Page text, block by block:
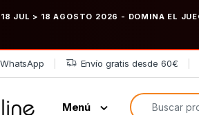
JUL > 18 AGOSTO 2026 - DOMINA EL
Envío gratis desde 60€
Menú
Búsqueda de: